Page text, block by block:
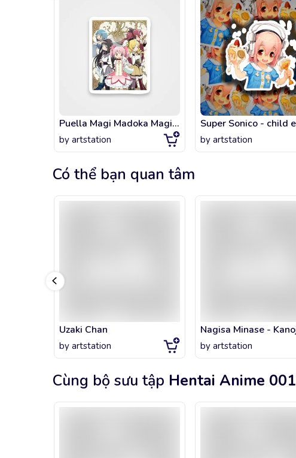
Puella Magi Madoka Magica Anime
by artstation by artstation
Có thể bạn quan tâm
Uzaki Chan
by artstation by artstation
Cùng bộ sưu tập Hentai Anime 001